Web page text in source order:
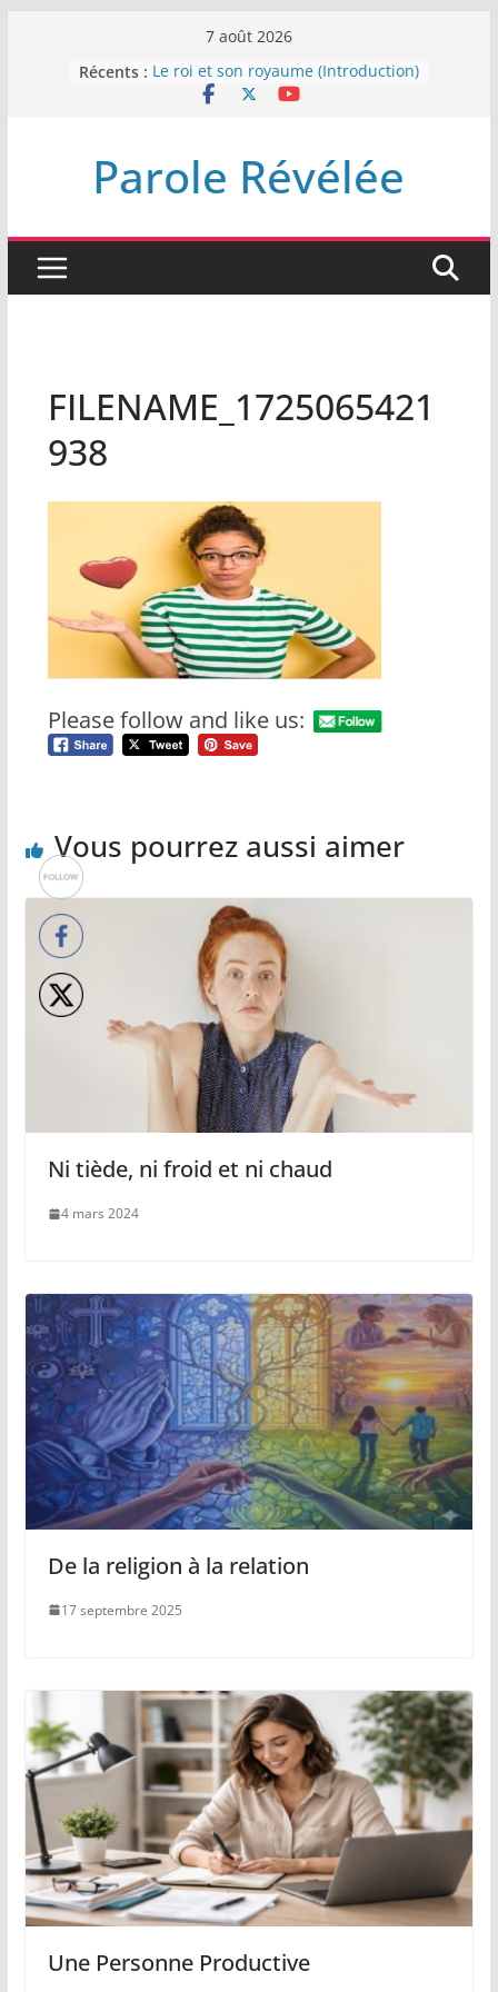
7 août 2026
Récents : Le roi et son royaume (Introduction)
DEMEUREZ DANS LA LUMIÈRE
LABAN
L’INTERVENTION DE DIEU
Parole Révélée
FILENAME_1725065421
938
Please follow and like us:
Vous pourrez aussi aimer
Ni tiède, ni froid et ni chaud
4 mars 2024
De la religion à la relation
17 septembre 2025
Une Personne Productive